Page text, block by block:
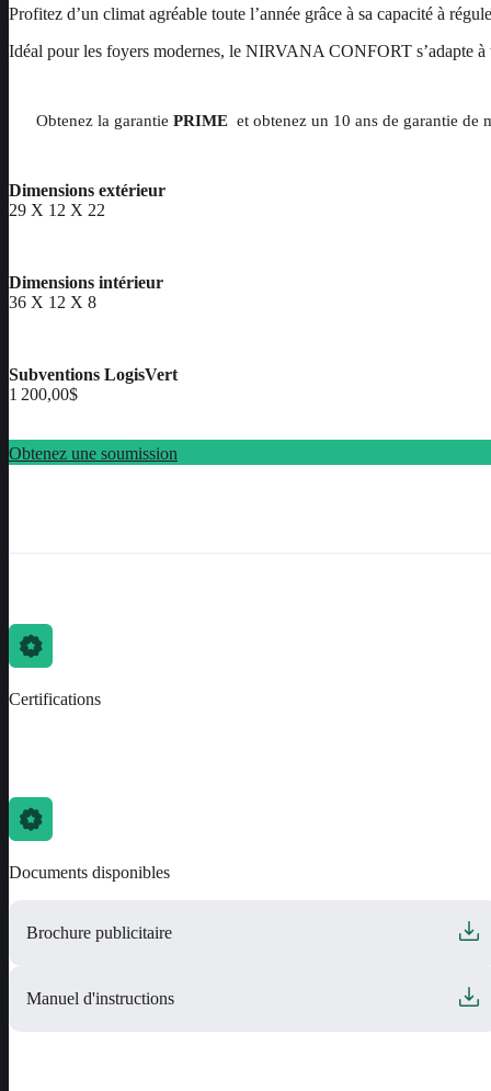
Profitez d’un climat agréable toute l’année grâce à sa capacité à
Idéal pour les foyers modernes, le NIRVANA CONFORT s’adapte
Obtenez la garantie PRIME et obtenez un 10 ans de garantie de
Dimensions extérieur
29 X 12 X 22
Dimensions intérieur
36 X 12 X 8
Subventions LogisVert
1 200,00$
Obtenez une soumission
Certifications
Documents disponibles
Brochure publicitaire
Manuel d'instructions